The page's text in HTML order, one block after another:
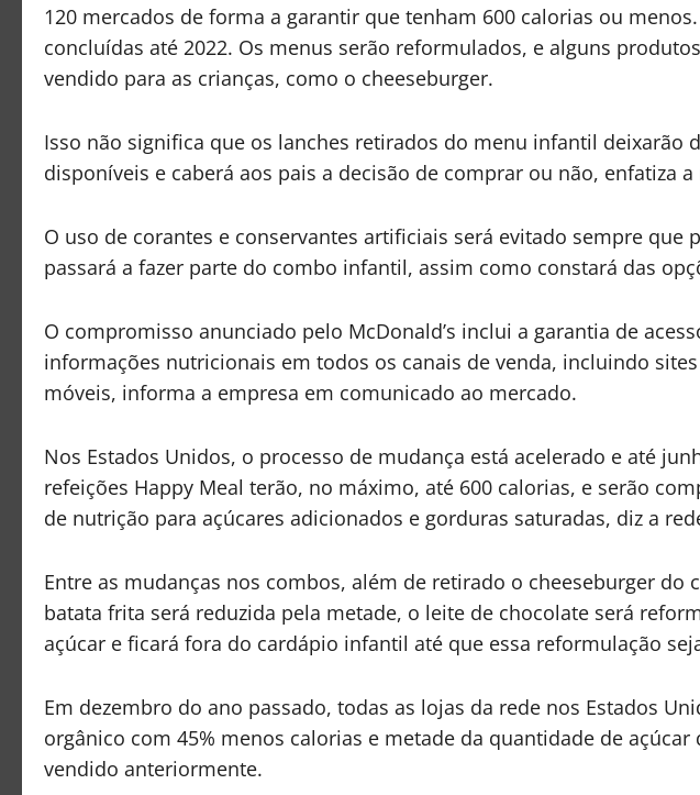
120 mercados de forma a garantir que tenham 600 calorias ou
concluídas até 2022. Os menus serão reformulados, e alguns
vendido para as crianças, como o cheeseburger.
Isso não significa que os lanches retirados do menu infantil deixarão
disponíveis e caberá aos pais a decisão de comprar ou não, enfatiza
O uso de corantes e conservantes artificiais será evitado sempre que
passará a fazer parte do combo infantil, assim como constará das
O compromisso anunciado pelo McDonald’s inclui a garantia de
informações nutricionais em todos os canais de venda, incluindo
móveis, informa a empresa em comunicado ao mercado.
Nos Estados Unidos, o processo de mudança está acelerado e até
refeições Happy Meal terão, no máximo, até 600 calorias, e serão
de nutrição para açúcares adicionados e gorduras saturadas, diz a
Entre as mudanças nos combos, além de retirado o cheeseburger do
batata frita será reduzida pela metade, o leite de chocolate será
açúcar e ficará fora do cardápio infantil até que essa reformulação
Em dezembro do ano passado, todas as lojas da rede nos Estados
orgânico com 45% menos calorias e metade da quantidade de
vendido anteriormente.